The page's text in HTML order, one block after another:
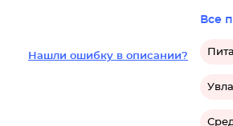
Нашли ошибку в описании?
Все